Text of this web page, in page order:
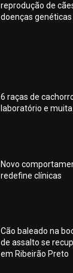
reprodução de
doenças genéticas
6 raças de
laboratório e
Novo
redefine clínicas
Cão baleado na
de assalto se
em Ribeirão Preto